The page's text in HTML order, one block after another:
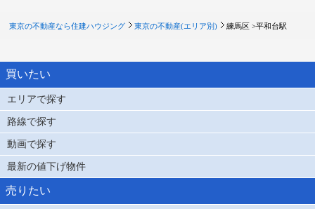
東京の不動産なら住建ハウジング 東京の不動産(エリア別) 練馬区 >平和台駅
買いたい
エリアで探す
路線で探す
動画で探す
最新の値下げ物件
売りたい